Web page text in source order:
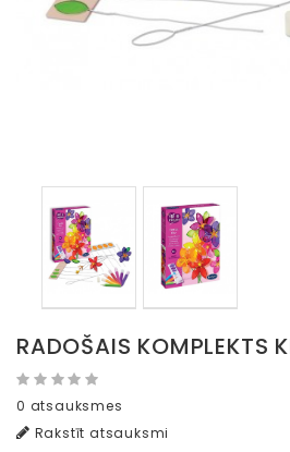
RADOŠAIS KOMPLEKTS
0 atsauksmes
Rakstīt atsauksmi